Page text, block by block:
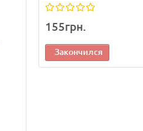
155грн.
Закончился